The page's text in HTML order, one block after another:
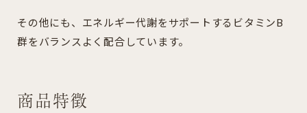
その他にも、エネルギー代謝をサポートするビタミンB
群をバランスよく配合しています。
商品特徴